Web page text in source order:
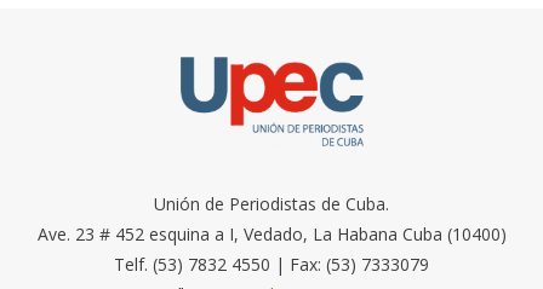
Unión de Periodistas de Cuba.
Ave. 23 # 452 esquina a I, Vedado, La Habana Cuba (10400)
Telf. (53) 7832 4550 | Fax: (53) 7333079